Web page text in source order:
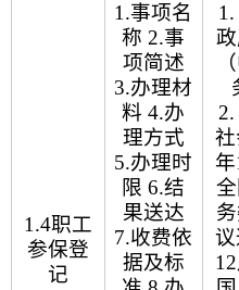
1.4职工
参保登
记
1.事项名
称 2.事
项简述
3.办理材
料 4.办
理方式
5.办理时
限 6.结
果送达
7.收费依
据及标